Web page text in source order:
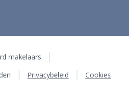
makelaars
Privacybeleid Cookies